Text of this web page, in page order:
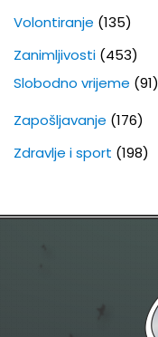
Volontiranje (135)
Zanimljivosti (453)
Slobodno vrijeme (91)
Zapošljavanje (176)
Zdravlje i sport (198)